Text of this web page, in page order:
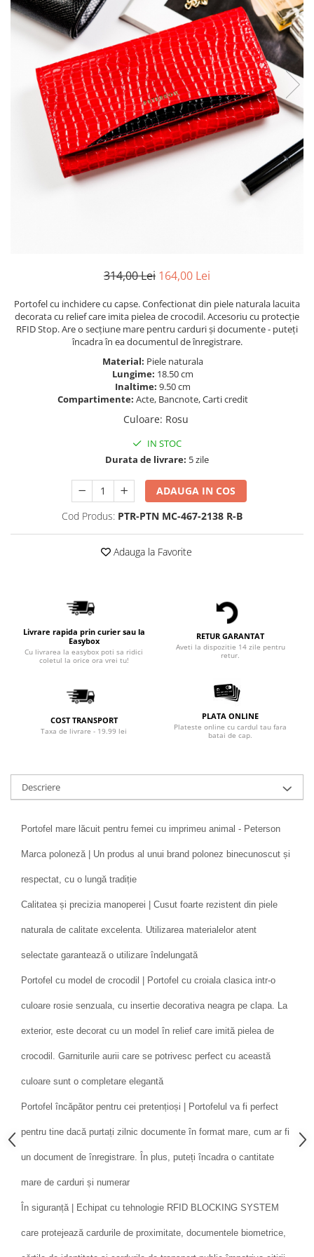
314,00 Lei 164,00 Lei
Portofel cu inchidere cu capse. Confectionat din piele naturala lacuita
decorata cu relief care imita pielea de crocodil. Accesoriu cu protecție
RFID Stop. Are o secțiune mare pentru carduri și documente - puteți
încadra în ea documentul de înregistrare.
Material: Piele naturala
Lungime: 18.50 cm
Inaltime: 9.50 cm
Compartimente: Acte, Bancnote, Carti credit
Culoare: Rosu
IN STOC
Durata de livrare: 5 zile
ADAUGA IN COS
Cod Produs: PTR-PTN MC-467-2138 R-B
Adauga la Favorite
Livrare rapida prin curier sau la
Easybox
Cu livrarea la easybox poti sa ridici
coletul la orice ora vrei tu!
RETUR GARANTAT
Aveti la dispozitie 14 zile pentru
retur.
COST TRANSPORT
Taxa de livrare - 19.99 lei
PLATA ONLINE
Plateste online cu cardul tau fara
batai de cap.
Descriere
Portofel mare lăcuit pentru femei cu imprimeu animal - Peterson
Marca poloneză | Un produs al unui brand polonez binecunoscut și
respectat, cu o lungă tradiție
Calitatea și precizia manoperei | Cusut foarte rezistent din piele
naturala de calitate excelenta. Utilizarea materialelor atent
selectate garantează o utilizare îndelungată
Portofel cu model de crocodil | Portofel cu croiala clasica intr-o
culoare rosie senzuala, cu insertie decorativa neagra pe clapa. La
exterior, este decorat cu un model în relief care imită pielea de
crocodil. Garniturile aurii care se potrivesc perfect cu această
culoare sunt o completare elegantă
Portofel încăpător pentru cei pretențioși | Portofelul va fi perfect
pentru tine dacă purtați zilnic documente în format mare, cum ar fi
un document de înregistrare. În plus, puteți încadra o cantitate
mare de carduri și numerar
În siguranță | Echipat cu tehnologie RFID BLOCKING SYSTEM
care protejează cardurile de proximitate, documentele biometrice,